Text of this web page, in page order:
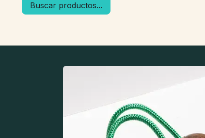
Buscar productos...